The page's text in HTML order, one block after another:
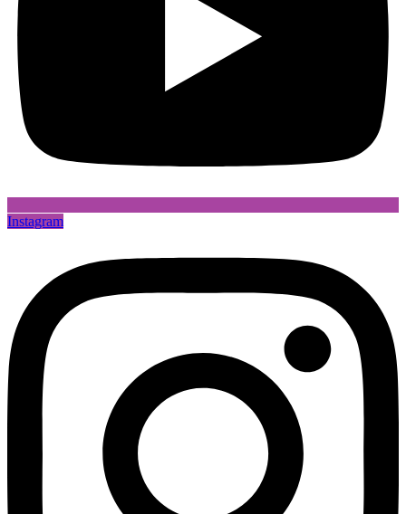
Instagram